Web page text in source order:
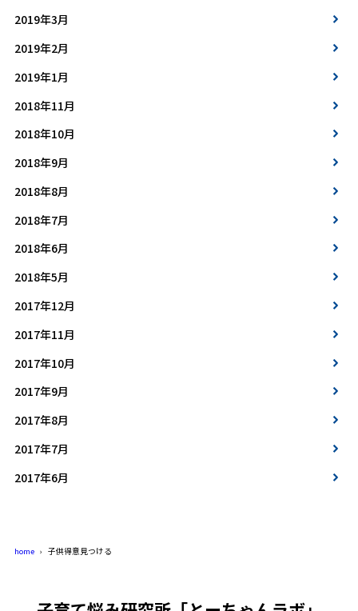
2019年3月
2019年2月
2019年1月
2018年11月
2018年10月
2018年9月
2018年8月
2018年7月
2018年6月
2018年5月
2017年12月
2017年11月
2017年10月
2017年9月
2017年8月
2017年7月
2017年6月
home 子供得意見つける